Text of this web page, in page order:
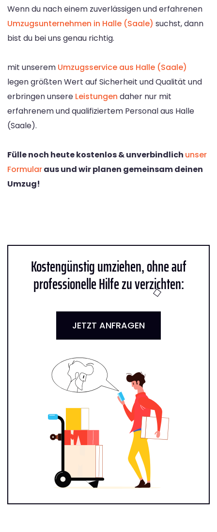
Wenn du nach einem zuverlässigen und erfahrenen
Umzugsunternehmen in Halle (Saale) suchst, dann
bist du bei uns genau richtig.
mit unserem Umzugsservice aus Halle (Saale)
legen größten Wert auf Sicherheit und Qualität und
erbringen unsere Leistungen daher nur mit
erfahrenem und qualifiziertem Personal aus Halle
(Saale).
Fülle noch heute kostenlos & unverbindlich unser
Formularaus und wir planen gemeinsam deinen
Umzug!
Kostengünstig umziehen, ohne auf
professionelle Hilfe zu verzichten:
JETZT ANFRAGEN